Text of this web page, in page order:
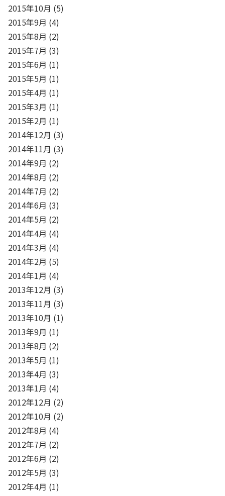
2015年10月 (5)
2015年9月 (4)
2015年8月 (2)
2015年7月 (3)
2015年6月 (1)
2015年5月 (1)
2015年4月 (1)
2015年3月 (1)
2015年2月 (1)
2014年12月 (3)
2014年11月 (3)
2014年9月 (2)
2014年8月 (2)
2014年7月 (2)
2014年6月 (3)
2014年5月 (2)
2014年4月 (4)
2014年3月 (4)
2014年2月 (5)
2014年1月 (4)
2013年12月 (3)
2013年11月 (3)
2013年10月 (1)
2013年9月 (1)
2013年8月 (2)
2013年5月 (1)
2013年4月 (3)
2013年1月 (4)
2012年12月 (2)
2012年10月 (2)
2012年8月 (4)
2012年7月 (2)
2012年6月 (2)
2012年5月 (3)
2012年4月 (1)